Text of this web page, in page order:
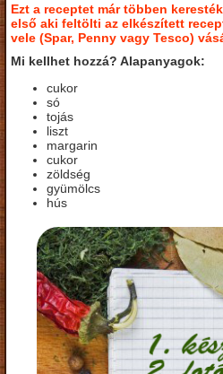
Ezt a receptet már többen
első aki feltölti az elkészített
vele (Spar, Penny vagy Tesco)
Mi kellhet hozzá? Alapanyagok:
cukor
só
tojás
liszt
margarin
cukor
zöldség
gyümölcs
hús